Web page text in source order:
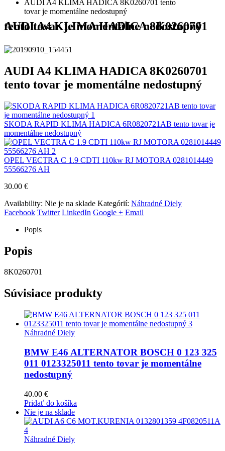
AUDI A4 KLIMA HADICA 8K0260701 tento
tovar je momentálne nedostupný
AUDI A4 KLIMA HADICA 8K0260701 tento tovar je momentálne nedostupný
AUDI A4 KLIMA HADICA 8K0260701
tento tovar je momentálne nedostupný
SKODA RAPID KLIMA HADICA 6R0820721AB tento tovar je
momentálne nedostupný
OPEL VECTRA C 1.9 CDTI 110kw RJ MOTORA 0281014449
55566276 AH
30.00 €
Availability: Nie je na sklade Kategórií: Náhradné Diely
Facebook Twitter LinkedIn Google + Email
Popis
Popis
8K0260701
Súvisiace produkty
Náhradné Diely
BMW E46 ALTERNATOR BOSCH 0 123 325
011 0123325011 tento tovar je momentálne
nedostupný
40.00 €
Pridať do košíka
Nie je na sklade
Náhradné Diely